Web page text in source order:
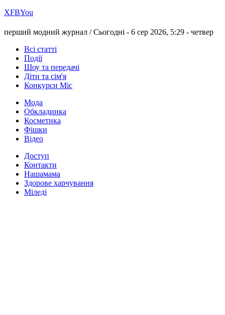
ХFBYou
перший модний журнал /Сьогодні - 6 сер 2026, 5:29 - четвер
Всі статті
Події
Шоу та передачі
Діти та сім'я
Конкурси Міс
Мода
Обкладинка
Косметика
Фішки
Відео
Доступ
Контакти
Нашамама
Здорове харчування
Міледі